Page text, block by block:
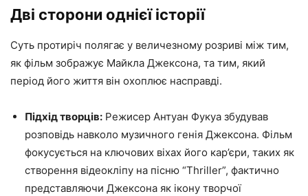
Дві сторони однієї історії
Суть протиріч полягає у величезному розриві між тим,
як фільм зображує Майкла Джексона, та тим, який
період його життя він охоплює насправді.
Підхід творців: Режисер Антуан Фукуа збудував
розповідь навколо музичного генія Джексона. Фільм
фокусується на ключових віхах його кар’єри, таких як
створення відеокліпу на пісню “Thriller”, фактично
представляючи Джексона як ікону творчої